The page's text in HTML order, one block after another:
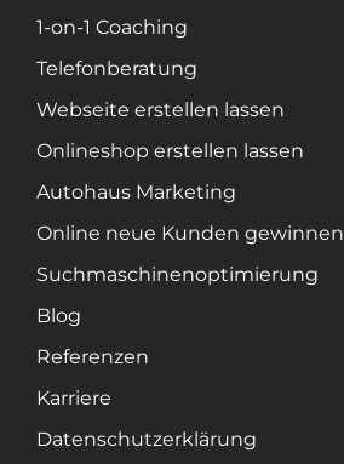
1-on-1 Coaching
Telefonberatung
Webseite erstellen lassen
Onlineshop erstellen lassen
Autohaus Marketing
Online neue Kunden gewinnen
Suchmaschinenoptimierung
Blog
Referenzen
Karriere
Datenschutzerklärung